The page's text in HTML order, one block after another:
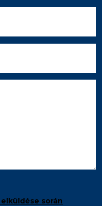
során